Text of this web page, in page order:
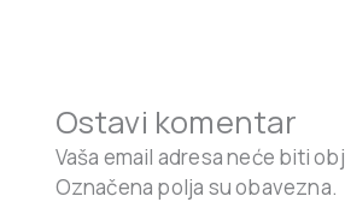
Ostavi komentar
Vaša email adresa neće biti
Označena polja su obavezna.